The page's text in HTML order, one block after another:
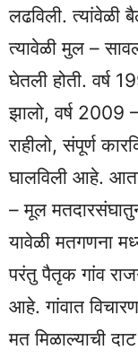
लढविली. त्यांवेळी
त्यावेळी मुल –
घेतली होती. वर्ष
झालो, वर्ष 2009
राहीलो, संपूर्ण
घालविली आहे.
– मूल
यावेळी मतगणना
परंतु पैतृक गांव
आहे. गांवात
मत मिळाल्याची